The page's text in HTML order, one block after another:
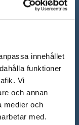
innehållet
funktioner
Vi
och annan
medier och
med.